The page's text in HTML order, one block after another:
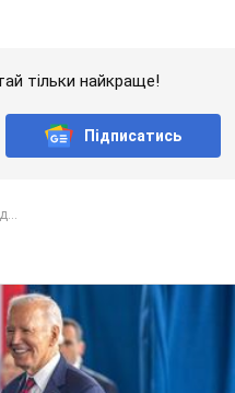
тільки найкраще!
Підписатись